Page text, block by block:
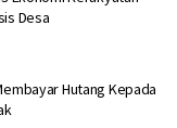
Desa
Hutang Kepada